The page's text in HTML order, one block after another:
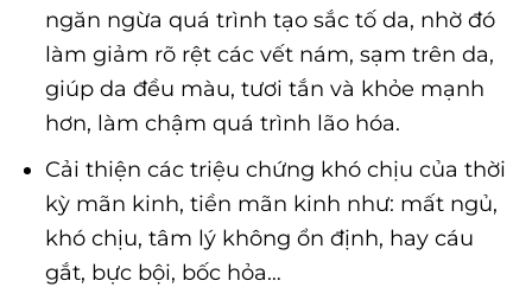
ngăn ngừa quá trình tạo sắc tố da, nhờ đó
làm giảm rõ rệt các vết nám, sạm trên da,
giúp da đều màu, tươi tắn và khỏe mạnh
hơn, làm chậm quá trình lão hóa.
Cải thiện các triệu chứng khó chịu của thời
kỳ mãn kinh, tiền mãn kinh như: mất ngủ,
khó chịu, tâm lý không ổn định, hay cáu
gắt, bực bội, bốc hỏa…